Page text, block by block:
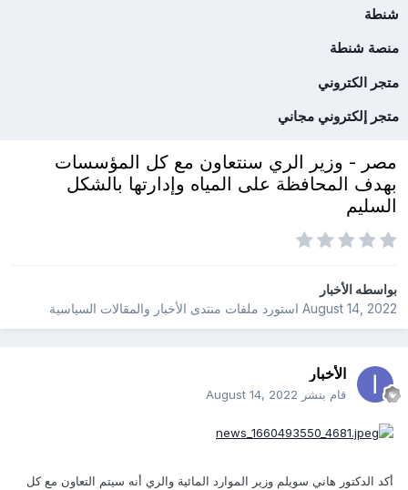
شنطة
منصة شنطة
متجر الكتروني
متجر إلكتروني مجاني
مصر - وزير الري سنتعاون مع كل المؤسسات
بهدف المحافظة على المياه وإدارتها بالشكل
السليم
بواسطهالأخبار
August 14, 2022استورد ملفات منتدى الأخبار والمقالات السياسية
الأخبار
قام بنشر August 14, 2022
أكد الدكتور هاني سويلم وزير الموارد المائية والري أنه سيتم التعاون مع كل